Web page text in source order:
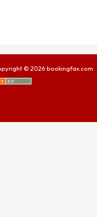
© 2026 bookingfax.com